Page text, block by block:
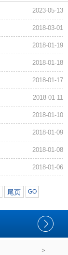
2023-05-13
2018-03-01
2018-01-19
2018-01-18
2018-01-17
2018-01-11
2018-01-10
2018-01-09
2018-01-08
2018-01-06
尾页
>